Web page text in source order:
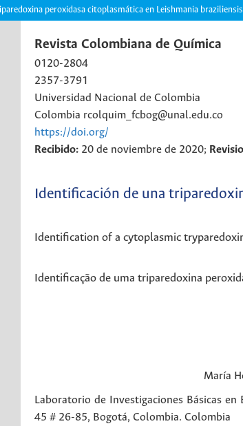
peroxidasa citoplasmática en Leishmania braziliensis